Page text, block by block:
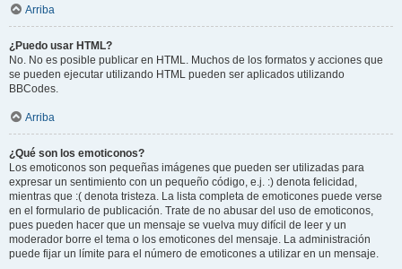
Arriba
¿Puedo usar HTML?
No. No es posible publicar en HTML. Muchos de los formatos y acciones que
se pueden ejecutar utilizando HTML pueden ser aplicados utilizando
BBCodes.
Arriba
¿Qué son los emoticonos?
Los emoticonos son pequeñas imágenes que pueden ser utilizadas para
expresar un sentimiento con un pequeño código, e.j. :) denota felicidad,
mientras que :( denota tristeza. La lista completa de emoticones puede verse
en el formulario de publicación. Trate de no abusar del uso de emoticonos,
pues pueden hacer que un mensaje se vuelva muy difícil de leer y un
moderador borre el tema o los emoticones del mensaje. La administración
puede fijar un límite para el número de emoticones a utilizar en un mensaje.